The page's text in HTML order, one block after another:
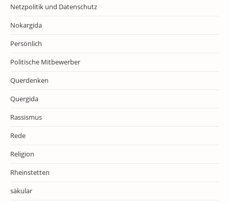
Netzpolitik und Datenschutz
Nokargida
Persönlich
Politische Mitbewerber
Querdenken
Quergida
Rassismus
Rede
Religion
Rheinstetten
säkular